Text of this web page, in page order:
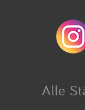
Alle